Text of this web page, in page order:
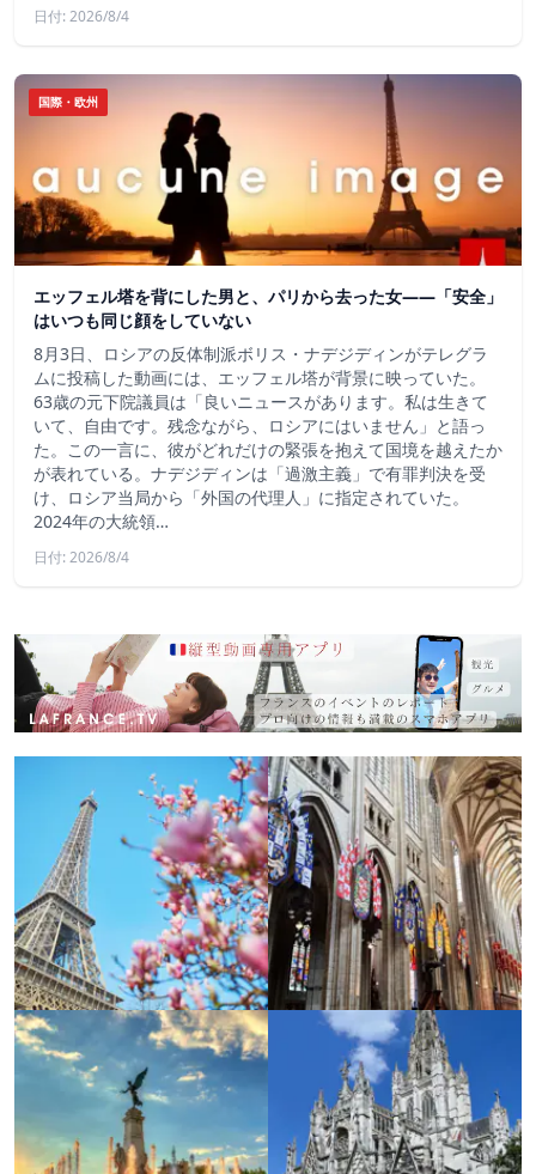
日付: 2026/8/4
国際・欧州
エッフェル塔を背にした男と、パリから去った女——「安全」
はいつも同じ顔をしていない
8月3日、ロシアの反体制派ボリス・ナデジディンがテレグラ
ムに投稿した動画には、エッフェル塔が背景に映っていた。
63歳の元下院議員は「良いニュースがあります。私は生きて
いて、自由です。残念ながら、ロシアにはいません」と語っ
た。この一言に、彼がどれだけの緊張を抱えて国境を越えたか
が表れている。ナデジディンは「過激主義」で有罪判決を受
け、ロシア当局から「外国の代理人」に指定されていた。
2024年の大統領…
日付: 2026/8/4